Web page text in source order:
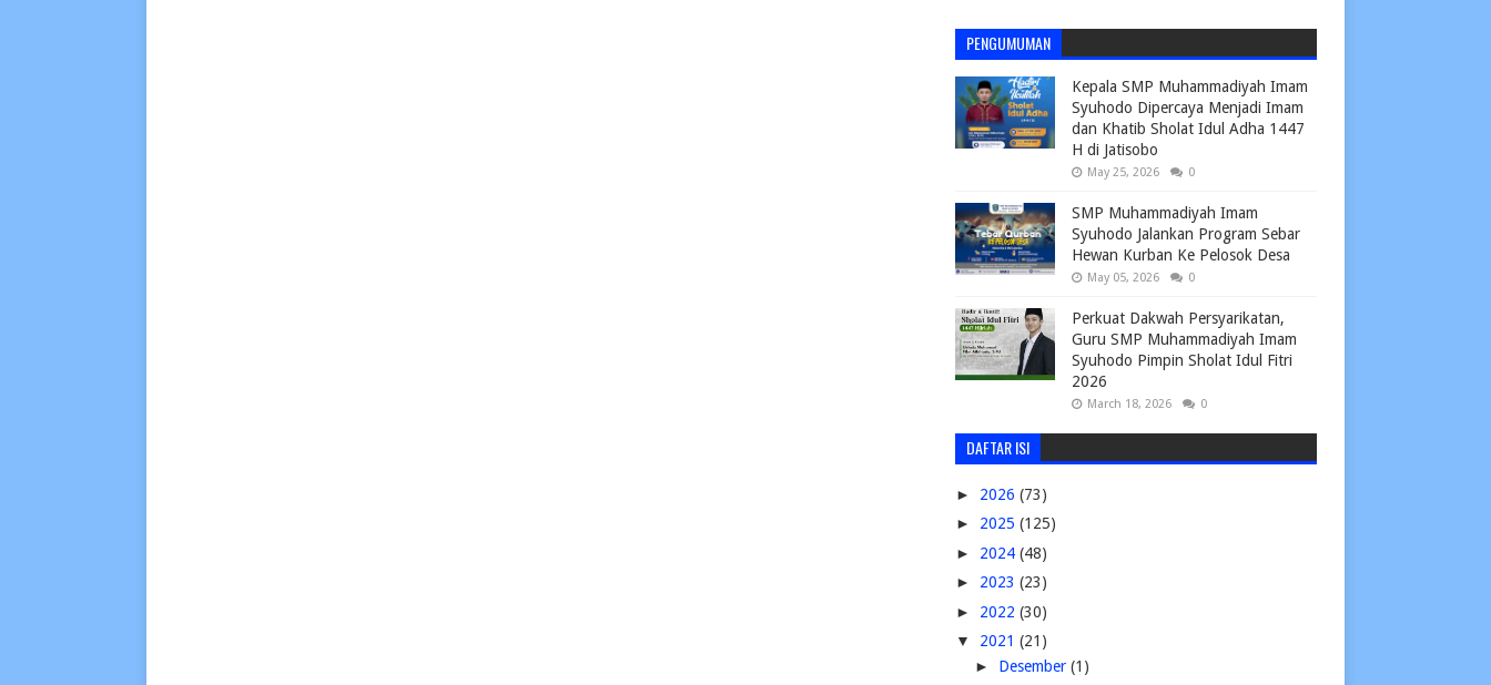
PENGUMUMAN
Kepala SMP Muhammadiyah Imam
Syuhodo Dipercaya Menjadi Imam
dan Khatib Sholat Idul Adha 1447
H di Jatisobo
May 25, 2026 0
SMP Muhammadiyah Imam
Syuhodo Jalankan Program Sebar
Hewan Kurban Ke Pelosok Desa
May 05, 2026 0
Perkuat Dakwah Persyarikatan,
Guru SMP Muhammadiyah Imam
Syuhodo Pimpin Sholat Idul Fitri
2026
March 18, 2026 0
DAFTAR ISI
► 2026 (73)
► 2025 (125)
► 2024 (48)
► 2023 (23)
► 2022 (30)
▼ 2021 (21)
► Desember (1)